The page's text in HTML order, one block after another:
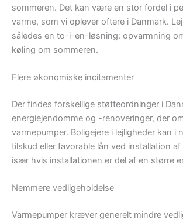
sommeren. Det kan være en stor fordel i
varme, som vi oplever oftere i Danmark.
således en to-i-en-løsning: opvarmning
køling om sommeren.
Flere økonomiske incitamenter
Der findes forskellige støtteordninger i
energiejendomme og -renoveringer, der
varmepumper. Boligejere i lejligheder kan i
tilskud eller favorable lån ved installation af
især hvis installationen er del af en større
Nemmere vedligeholdelse
Varmepumper kræver generelt mindre